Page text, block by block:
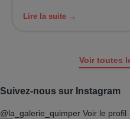
Lire la suite →
Voir toutes
Suivez-nous sur Instagram
@la_galerie_quimper Voir le profil